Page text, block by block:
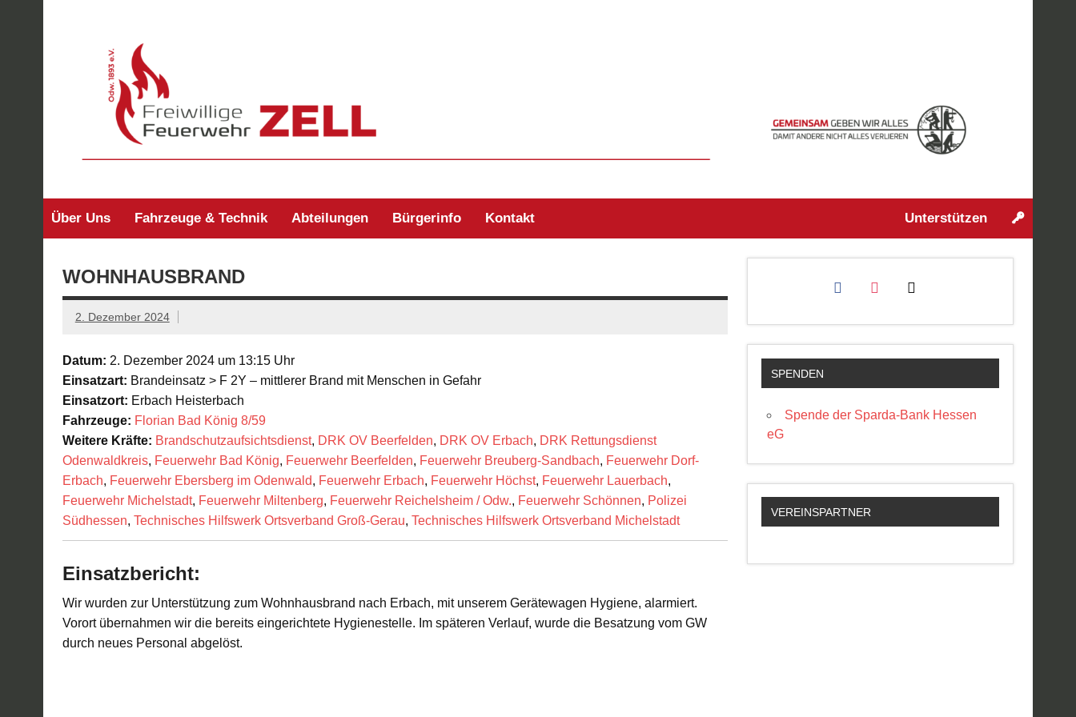
Über Uns Fahrzeuge & Technik Abteilungen Bürgerinfo Kontakt Unterstützen
WOHNHAUSBRAND
2. Dezember 2024
Datum: 2. Dezember 2024 um 13:15 Uhr
Einsatzart: Brandeinsatz > F 2Y – mittlerer Brand mit Menschen in Gefahr
Einsatzort: Erbach Heisterbach
Fahrzeuge: Florian Bad König 8/59
Weitere Kräfte: Brandschutzaufsichtsdienst, DRK OV Beerfelden, DRK OV Erbach, DRK Rettungsdienst
Odenwaldkreis, Feuerwehr Bad König, Feuerwehr Beerfelden, Feuerwehr Breuberg-Sandbach, Feuerwehr Dorf-
Erbach, Feuerwehr Ebersberg im Odenwald, Feuerwehr Erbach, Feuerwehr Höchst, Feuerwehr Lauerbach,
Feuerwehr Michelstadt, Feuerwehr Miltenberg, Feuerwehr Reichelsheim / Odw., Feuerwehr Schönnen, Polizei
Südhessen, Technisches Hilfswerk Ortsverband Groß-Gerau, Technisches Hilfswerk Ortsverband Michelstadt
Einsatzbericht:
Wir wurden zur Unterstützung zum Wohnhausbrand nach Erbach, mit unserem Gerätewagen Hygiene, alarmiert.
Vorort übernahmen wir die bereits eingerichtete Hygienestelle. Im späteren Verlauf, wurde die Besatzung vom GW
durch neues Personal abgelöst.
facebookinstagram
mail
SPENDEN
Spende der Sparda-Bank Hessen
eG
VEREINSPARTNER